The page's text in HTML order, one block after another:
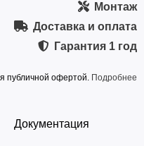
Монтаж
Доставка и оплата
Гарантия 1 год
публичной офертой. Подробнее
Документация